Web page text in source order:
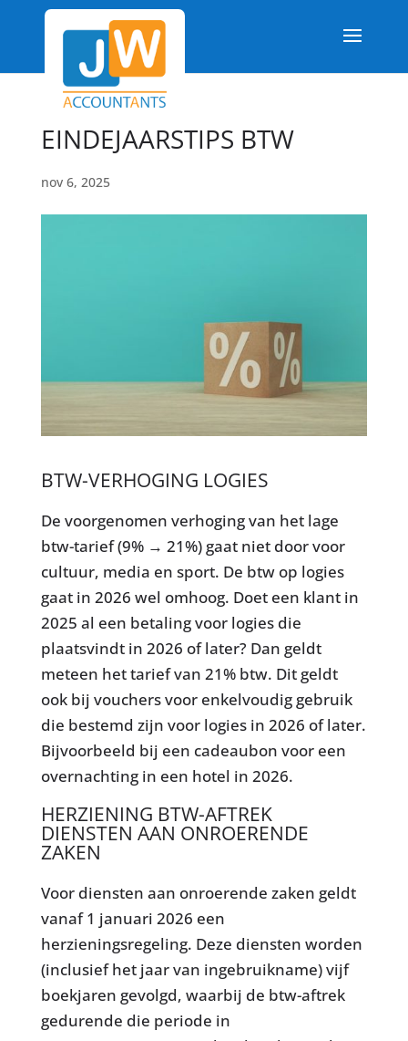
EINDEJAARSTIPS BTW
nov 6, 2025
BTW-VERHOGING LOGIES
De voorgenomen verhoging van het lage
btw-tarief (9% → 21%) gaat niet door voor
cultuur, media en sport. De btw op logies
gaat in 2026 wel omhoog. Doet een klant in
2025 al een betaling voor logies die
plaatsvindt in 2026 of later? Dan geldt
meteen het tarief van 21% btw. Dit geldt
ook bij vouchers voor enkelvoudig gebruik
die bestemd zijn voor logies in 2026 of later.
Bijvoorbeeld bij een cadeaubon voor een
overnachting in een hotel in 2026.
HERZIENING BTW-AFTREK
DIENSTEN AAN ONROERENDE
ZAKEN
Voor diensten aan onroerende zaken geldt
vanaf 1 januari 2026 een
herzieningsregeling. Deze diensten worden
(inclusief het jaar van ingebruikname) vijf
boekjaren gevolgd, waarbij de btw-aftrek
gedurende die periode in